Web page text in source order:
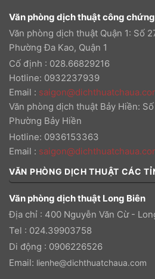
Văn phòng dịch thuật công
Văn phòng dịch thuật Quận 1: Số
Phường Đa Kao, Quận 1
Cố định : 028.66829216
Hotline: 0932237939
Email :
Văn phòng dịch thuật Bảy Hiền:
Phường Bảy Hiền
Hotline: 0936153363
Email :
VĂN PHÒNG DỊCH THUẬT CÁC
Văn phòng dịch thuật Long Biên
Địa chỉ : 400 Nguyễn Văn Cừ -
Tel : 024.39903758
Di động : 0906226526
Email: lienhe@dichthuatchaua.com